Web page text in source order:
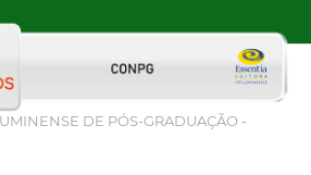
DE PÓS-GRADUAÇÃO -